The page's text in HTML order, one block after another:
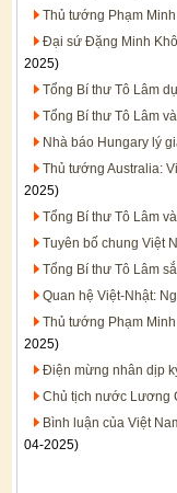
Thủ tướng Phạm
Đại sứ Đặng Minh
2025)
Tổng Bí thư Tô Lâm
Tổng Bí thư Tô Lâm
Nhà báo Hungary lý
Thủ tướng Australia:
2025)
Tổng Bí thư Tô Lâm
Tuyên bố chung Việt
Tổng Bí thư Tô Lâm
Quan hệ Việt-Nhật:
Thủ tướng Phạm
2025)
Điện mừng nhân dịp
Chủ tịch nước Lương
Bình luận của Việt
04-2025)